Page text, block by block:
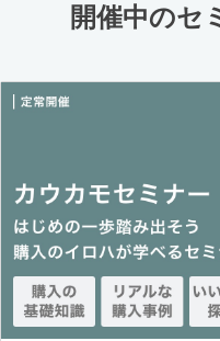
開催中のセ